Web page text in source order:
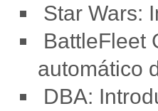
Star Wars:
BattleFleet
automático
DBA: